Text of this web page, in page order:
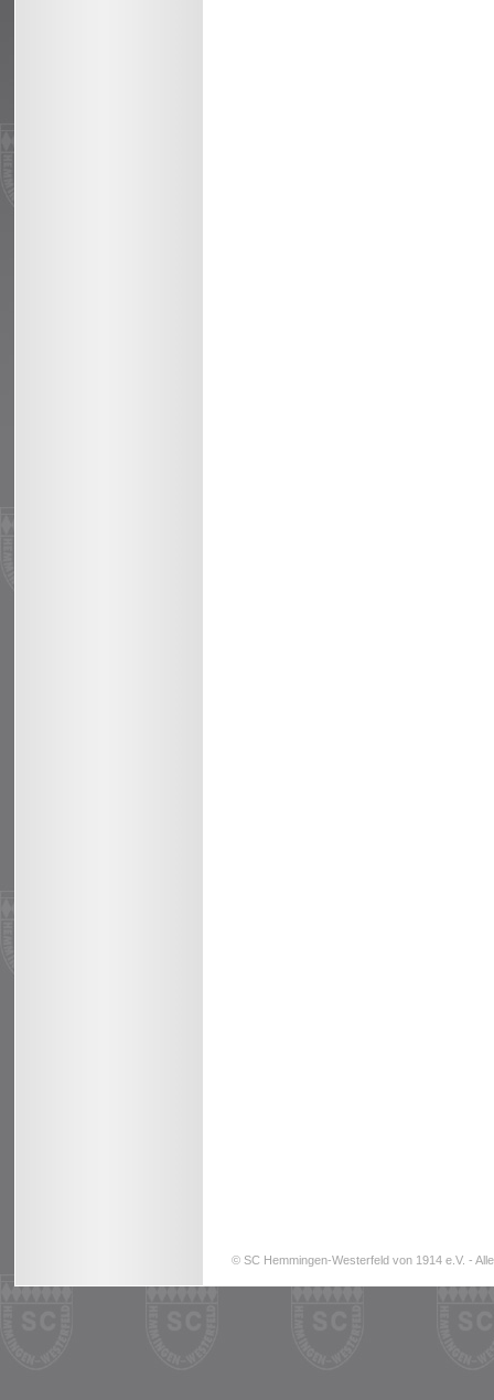
© SC Hemmingen-Westerfeld von 1914 e.V. -